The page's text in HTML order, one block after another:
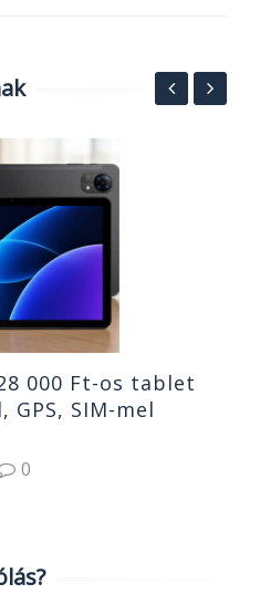
000 Ft-os tablet
GPS, SIM-mel
0